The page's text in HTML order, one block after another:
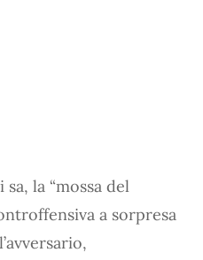
la “mossa del
a sorpresa